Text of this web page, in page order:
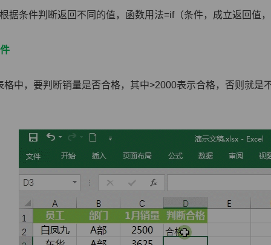
据条件判断返回不同的值，函数用法=if（条件，成立返回值
格中，要判断销量是否合格，其中>2000表示合格，否则就是